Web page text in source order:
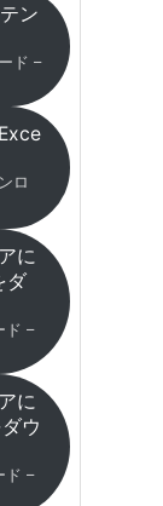
ン
ド –
ロ
に
ダ
ド –
に
ウ
ド –